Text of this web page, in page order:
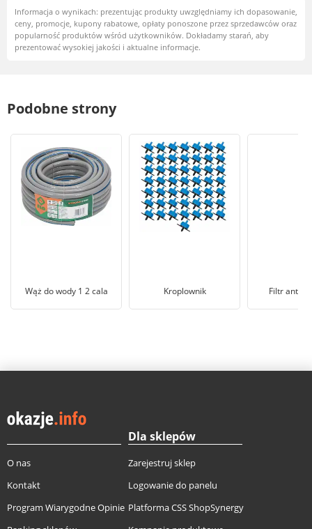
Informacja o wynikach: prezentując produkty uwzględniamy ich dopasowanie,
ceny, promocje, kupony rabatowe, opłaty ponoszone przez sprzedawców oraz
popularność produktów wśród użytkowników. Dokładamy starań, aby
prezentować wysokiej jakości i aktualne informacje.
Podobne strony
Wąż do wody 1 2 cala Kroplownik Filtr
O nas
Kontakt
Program Wiarygodne Opinie
Dla sklepów
Zarejestruj sklep
Logowanie do panelu
Platforma CSS ShopSynergy